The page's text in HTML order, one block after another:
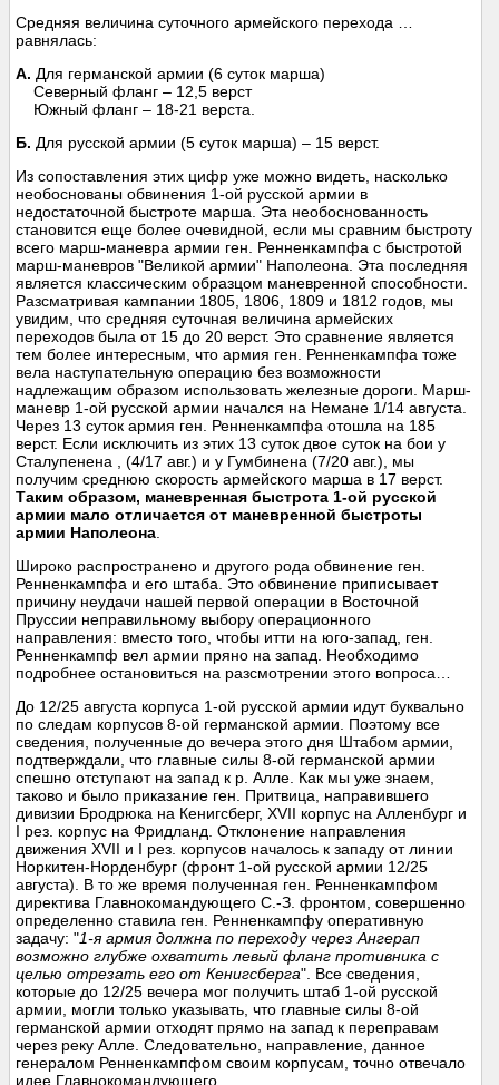
Средняя величина суточного армейского перехода …
равнялась:
А. Для германской армии (6 суток марша)
Северный фланг – 12,5 верст
Южный фланг – 18-21 верста.
Б. Для русской армии (5 суток марша) – 15 верст.
Из сопоставления этих цифр уже можно видеть, насколько
необоснованы обвинения 1-ой русской армии в
недостаточной быстроте марша. Эта необоснованность
становится еще более очевидной, если мы сравним быстроту
всего марш-маневра армии ген. Ренненкампфа с быстротой
марш-маневров "Великой армии" Наполеона. Эта последняя
является классическим образцом маневренной способности.
Разсматривая кампании 1805, 1806, 1809 и 1812 годов, мы
увидим, что средняя суточная величина армейских
переходов была от 15 до 20 верст. Это сравнение является
тем более интересным, что армия ген. Ренненкампфа тоже
вела наступательную операцию без возможности
надлежащим образом использовать железные дороги. Марш-
маневр 1-ой русской армии начался на Немане 1/14 августа.
Через 13 суток армия ген. Ренненкампфа отошла на 185
верст. Если исключить из этих 13 суток двое суток на бои у
Сталупенена , (4/17 авг.) и у Гумбинена (7/20 авг.), мы
получим среднюю скорость армейского марша в 17 верст.
Таким образом, маневренная быстрота 1-ой русской
армии мало отличается от маневренной быстроты
армии Наполеона
Широко распространено и другого рода обвинение ген.
Ренненкампфа и его штаба. Это обвинение приписывает
причину неудачи нашей первой операции в Восточной
Пруссии неправильному выбору операционного
направления: вместо того, чтобы итти на юго-запад, ген.
Ренненкампф вел армии пряно на запад. Необходимо
подробнее остановиться на разсмотрении этого вопроса…
До 12/25 августа корпуса 1-ой русской армии идут буквально
по следам корпусов 8-ой германской армии. Поэтому все
сведения, полученные до вечера этого дня Штабом армии,
подтверждали, что главные силы 8-ой германской армии
спешно отступают на запад к р. Алле. Как мы уже знаем,
таково и было приказание ген. Притвица, направившего
дивизии Бродрюка на Кенигсберг, XVII корпус на Алленбург и
I рез. корпус на Фридланд. Отклонение направления
движения XVII и I рез. корпусов началось к западу от линии
Норкитен-Норденбург (фронт 1-ой русской армии 12/25
августа). В то же время полученная ген. Ренненкампфом
директива Главнокомандующего С.-З. фронтом, совершенно
определенно ставила ген. Ренненкампфу оперативную
задачу: "1-я армия должна по переходу через Ангерап
возможно глубже охватить левый фланг противника с
целью отрезать его от Кенигсберга". Все сведения,
которые до 12/25 вечера мог получить штаб 1-ой русской
армии, могли только указывать, что главные силы 8-ой
германской армии отходят прямо на запад к переправам
через реку Алле. Следовательно, направление, данное
генералом Ренненкампфом своим корпусам, точно отвечало
идее Главнокомандующего.